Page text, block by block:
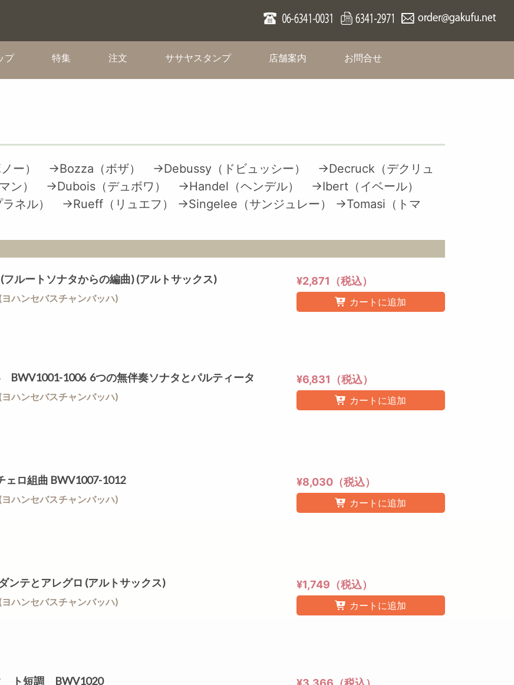
プ(current)特集(current)注文 (current)ササヤスタンプ(current) 店舗案内 お問合せ(current)
ー） →Bozza（ボザ） →Debussy（ドビュッシー）
→Decruck（デクリュ
ン） →Dubois（デュボワ） →Handel（ヘンデル）
→Ibert（イベール）
ネル） →Rueff（リュエフ） →Singelee（サンジュレー）
→Tomasi（トマ
フルートソナタからの編曲) (アルトサックス)
(ヨハンセバスチャンバッハ)
¥2,871（税込）
カートに追加
BWV1001-1006 6つの無伴奏ソナタとパルティータ
(ヨハンセバスチャンバッハ)
¥6,831（税込）
カートに追加
ェロ組曲 BWV1007-1012
(ヨハンセバスチャンバッハ)
¥8,030（税込）
カートに追加
ンテとアレグロ (アルトサックス)
(ヨハンセバスチャンバッハ)
¥1,749（税込）
カートに追加
ト短調 BWV1020